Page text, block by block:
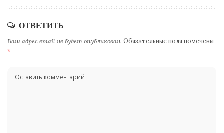
ОТВЕТИТЬ
Ваш адрес email не будет опубликован. Обязательные поля помечены
*